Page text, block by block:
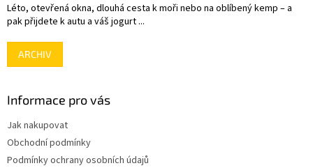
Léto, otevřená okna, dlouhá cesta k moři nebo na oblíbený kemp – a
pak přijdete k autu a váš jogurt ...
ARCHIV
Informace pro vás
Jak nakupovat
Obchodní podmínky
Podmínky ochrany osobních údajů